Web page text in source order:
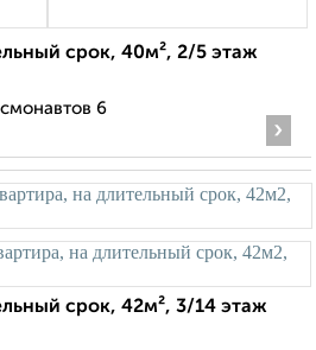
срок, 40м², 2/5 этаж
6
›
срок, 42м², 3/14 этаж